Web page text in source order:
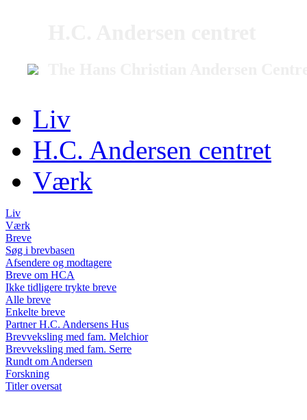
Liv
H.C. Andersen centret
Værk
Liv
Værk
Breve
Søg i brevbasen
Afsendere og modtagere
Breve om HCA
Ikke tidligere trykte breve
Alle breve
Enkelte breve
Partner H.C. Andersens Hus
Brevveksling med fam. Melchior
Brevveksling med fam. Serre
Rundt om Andersen
Forskning
Titler oversat